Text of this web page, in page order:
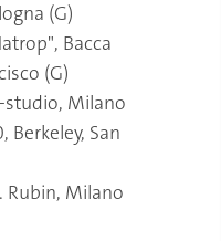
(G)
Bacca
(G)
studio, Milano
Berkeley, San
Rubin, Milano